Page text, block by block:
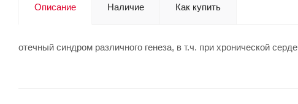
Описание Наличие Как купить
отечный синдром различного генеза, в т.ч. при хронической